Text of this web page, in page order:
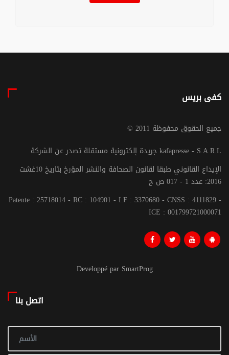
كفى بريس
© جميع الحقوق محفوظة 2011
جريدة إلكترونية مستقلة تصدر عن الشركة kafapresse - S.A.R.L
الإيداع القانوني طبقا لقانون الصحافة والنشر المؤرخ بتاريخ 10غشت
2016: عدد 1 - 017 ص ح
Patente : 25718014 - RC : 104901 - I.F : 3370680 - CNSS : 4111829 -
ICE : 001799721000071
Developpé par SmartProg
اتصل بنا